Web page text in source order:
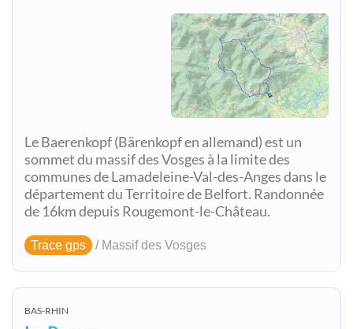
Le Baerenkopf (Bärenkopf en allemand) est un
sommet du massif des Vosges à la limite des
communes de Lamadeleine-Val-des-Anges dans le
département du Territoire de Belfort. Randonnée
de 16km depuis Rougemont-le-Château.
Trace gps / Massif des Vosges
BAS-RHIN